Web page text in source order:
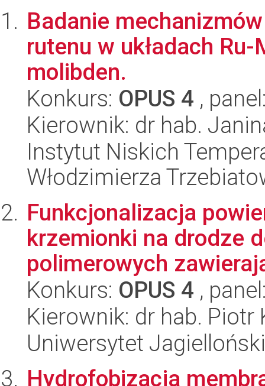
Badanie
rutenu w układach
molibden.
Konkurs: OPUS 4 ,
Kierownik: dr hab.
Instytut Niskich
Włodzimierza
Funkcjonalizacja
krzemionki na drodze
polimerowych
Konkurs: OPUS 4 ,
Kierownik: dr hab. Piotr
Uniwersytet
Hydrofobizacja